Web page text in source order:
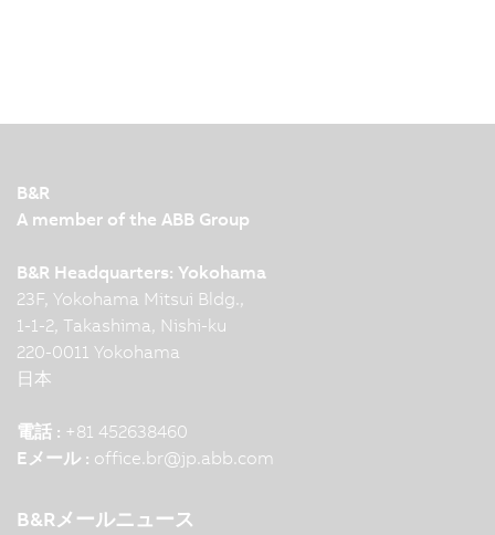
B&R
A member of the ABB Group
B&R Headquarters: Yokohama
23F, Yokohama Mitsui Bldg.,
1-1-2, Takashima, Nishi-ku
220-0011 Yokohama
日本
電話 : +81 452638460
Eメール : office.br@jp.abb.com
B&Rメールニュース